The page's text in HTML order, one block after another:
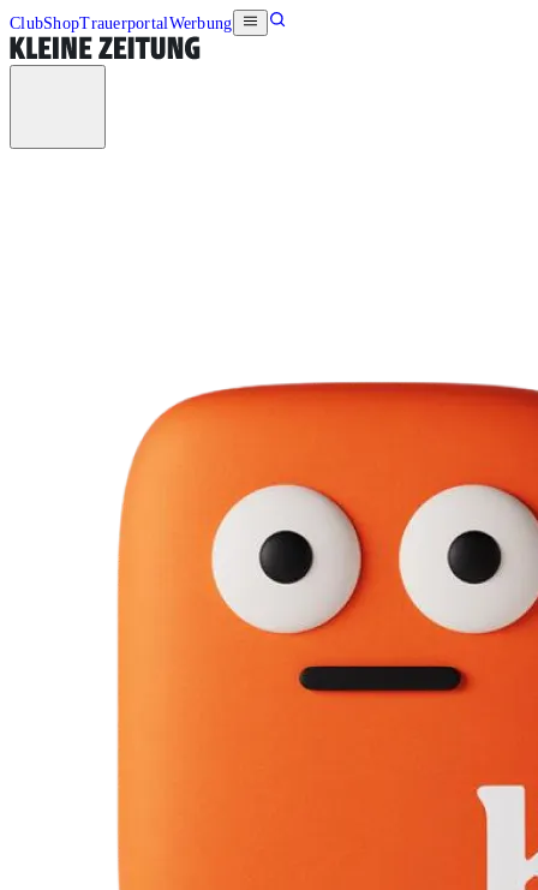
ClubShopTrauerportalWerbung